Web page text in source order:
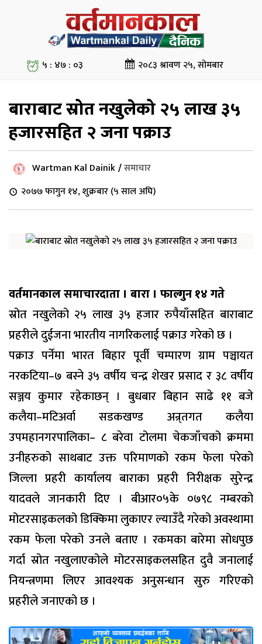
५ : ४७ : ०४ २०८३ श्रावण २५, सोमबार
बाराबाट स्रोत नखुलेको २५ लाख ३५
हजारसहित २ जना पक्राउ
Wartman Kal Dainik/समाचार
२०७७ फागुन १४, शुक्रबार (५ साल अघि)
वर्तमानकाल समाचारदाता । बारा । फाल्गुन १४ गते
स्रोत नखुलेको २५ लाख ३५ हजार रुपैयाँसहित बाराबाट
प्रहरीले दुईजना भारतीय नागरिकलाई पक्राउ गरेको छ ।
पक्राउ पर्नेमा भारत बिहार पूर्वी चम्पारण ग्राम पञ्चायत
नरकटिया–७ बस्ने ३५ वर्षीय चन्द्र शेखर प्रसाद र ३८ वर्षीय
सञ्जय कुमार रहेकाछन् । बुधबार बिहान साढे ११ बजे
कलैया–मटिअर्वा सडकखण्ड अन्र्तगत कलैया
उपमहानगरपालिका– ८ बरेवा टोलमा चेकजाँचको क्रममा
उनीहरुको साथबाट उक्त परिमाणको रकम फेला परेको
जिल्ला प्रहरी कार्यालय बाराका प्रहरी निरीक्षक सुरेन्द्र
यादवले जानकारी दिए । बीआर०५के ०७९८ नम्बरको
मोटरसाइकलको डिक्किमा लुकाएर ल्याउँदै गरेको अवस्थामा
रकम फेला परेको उनले बताए । रकमका बारेमा सोधपुछ
गर्दा स्रोत नखुलाएकोले मोटरसाइकलसहित दुवै जनालाई
नियन्त्रणमा लिएर आवश्यक अनुसन्धान सुरु गरिएको
प्रहरीले जनाएको छ ।